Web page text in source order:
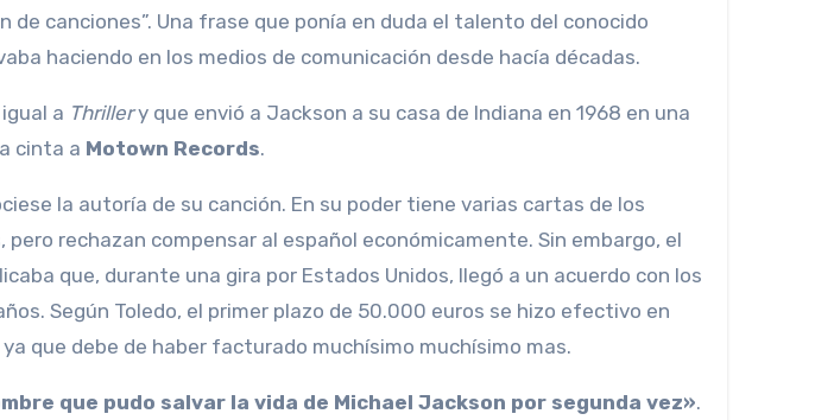
canciones”. Una frase que ponía en duda el talento del conocido
haciendo en los medios de comunicación desde hacía décadas.
a Thrillery que envió a Jackson a su casa de Indiana en 1968 en una
cinta a Motown Records.
la autoría de su canción. En su poder tiene varias cartas de los
rechazan compensar al español económicamente. Sin embargo, el
que, durante una gira por Estados Unidos, llegó a un acuerdo con los
Según Toledo, el primer plazo de 50.000 euros se hizo efectivo en
que debe de haber facturado muchísimo muchísimo mas.
que pudo salvar la vida de Michael Jackson por segunda vez».